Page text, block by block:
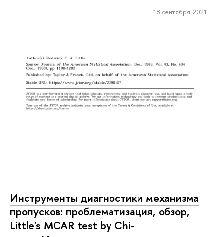
18 сентября 2021
Инструменты диагностики механизма
пропусков: проблематизация, обзор,
Little's MCAR test by Chi-